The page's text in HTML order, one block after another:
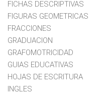
FICHAS DESCRIPTIVAS
FIGURAS GEOMETRICAS
FRACCIONES
GRADUACION
GRAFOMOTRICIDAD
GUIAS EDUCATIVAS
HOJAS DE ESCRITURA
INGLES